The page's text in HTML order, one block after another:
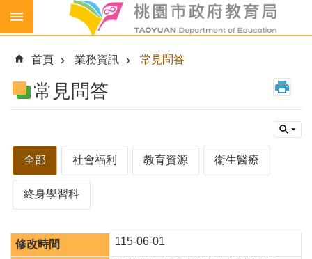
跳到主要內容區塊
生
鮮
乳
營
養
午
餐
級
學
首頁 業務資訊 常見問答
常見問答
全部 社會福利 教育資源 衛生醫療
終身學習科
115-06-01